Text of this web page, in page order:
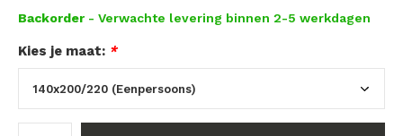
Backorder - Verwachte levering binnen 2-5 werkdagen
Kies je maat: *